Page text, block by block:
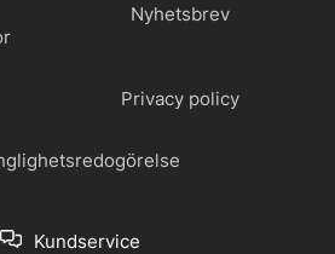
Nyhetsbrev
Privacy policy
Kundservice